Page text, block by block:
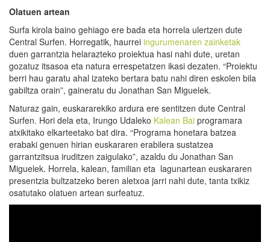
Olatuen artean
Surfa kirola baino gehiago ere bada eta horrela ulertzen dute
Central Surfen. Horregatik, haurrei ingurumenaren zainketak
duen garrantzia helarazteko proiektua hasi nahi dute, uretan
gozatuz itsasoa eta natura errespetatzen ikasi dezaten. “Proiektu
berri hau garatu ahal izateko bertara batu nahi diren eskolen bila
gabiltza orain”, gaineratu du Jonathan San Miguelek.
Naturaz gain, euskararekiko ardura ere sentitzen dute Central
Surfen. Hori dela eta, Irungo Udaleko Kalean Bai programara
atxikitako elkarteetako bat dira. “Programa honetara batzea
erabaki genuen hirian euskararen erabilera sustatzea
garrantzitsua iruditzen zaigulako”, azaldu du Jonathan San
Miguelek. Horrela, kalean, familian eta lagunartean euskararen
presentzia bultzatzeko beren aletxoa jarri nahi dute, tanta txikiz
osatutako olatuen artean surfeatuz.